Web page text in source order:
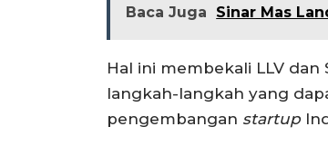
Baca Juga Sinar Mas
Hal ini membekali LLV
langkah-langkah yang
pengembangan startup